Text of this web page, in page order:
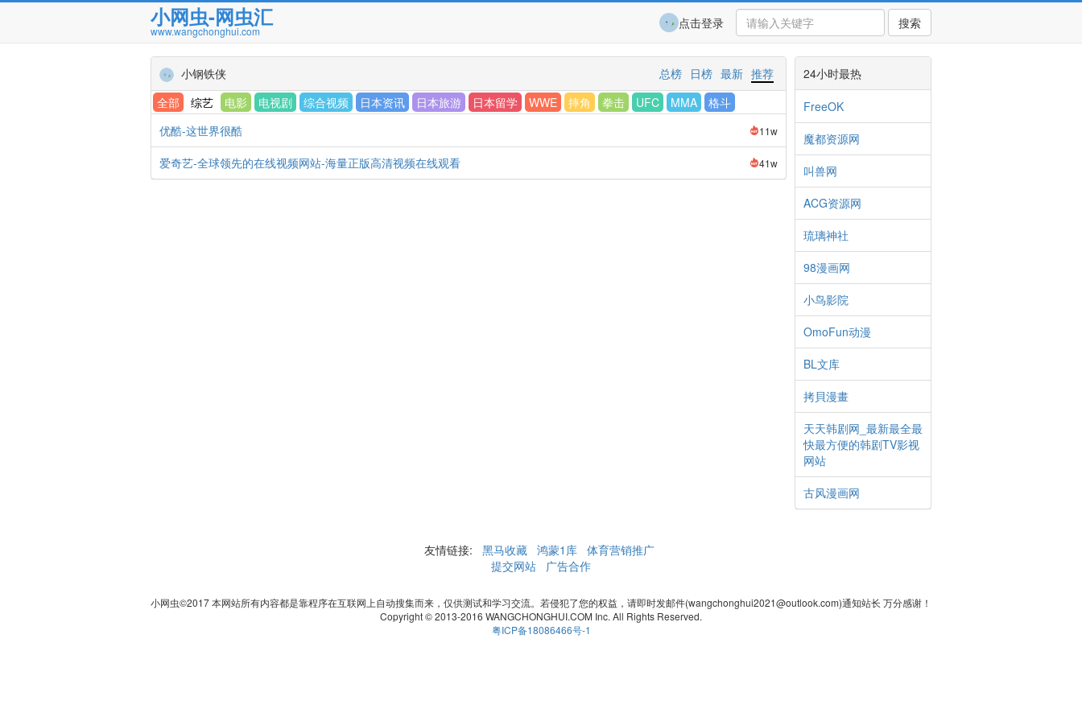
小网虫-网虫汇
www.wangchonghui.com 搜索
点击登录
小钢铁侠 推荐
最新
日榜
总榜
全部
综艺 电影 电视剧 综合视频 日本资讯 日本旅游 日本留学 WWE 摔角 拳击 UFC MMA
格斗
优酷-这世界很酷
11w
爱奇艺-全球领先的在线视频网站-海量正版高清视频在线观看 41w
24小时最热
FreeOK
魔都资源网
叫兽网
ACG资源网
琉璃神社
98漫画网
小鸟影院
OmoFun动漫
BL文库
拷貝漫畫
天天韩剧网_最新最全最
快最方便的韩剧TV影视
网站
古风漫画网
友情链接: 黑马收藏 鸿蒙1库 体育营销推广
提交网站
广告合作
小网虫©2017 本网站所有内容都是靠程序在互联网上自动搜集而来，仅供测试和学习交流。若侵犯了您的权益，请即时发邮件(wangchonghui2021@outlook.com)通知站长 万分感谢！
Copyright © 2013-2016 WANGCHONGHUI.COM Inc. All Rights Reserved.
粤ICP备18086466号-1